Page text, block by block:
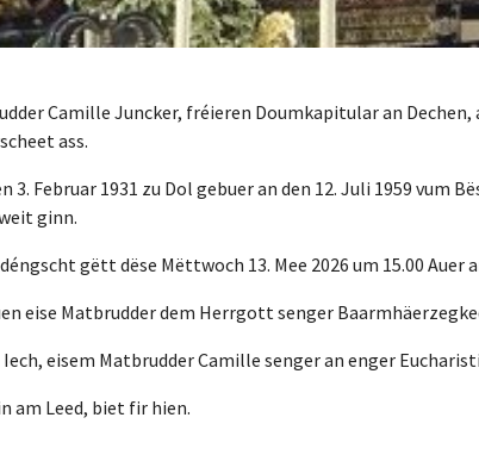
Camille Juncker, fréieren Doumkapitular an Dechen,
ass.
3. Februar 1931 zu Dol gebuer an den 12. Juli 1959 vum
ginn.
gëtt dëse Mëttwoch 13. Mee 2026 um 15.00 Auer
eise Matbrudder dem Herrgott senger
Iech, eisem Matbrudder Camille senger an enger
am Leed, biet fir hien.